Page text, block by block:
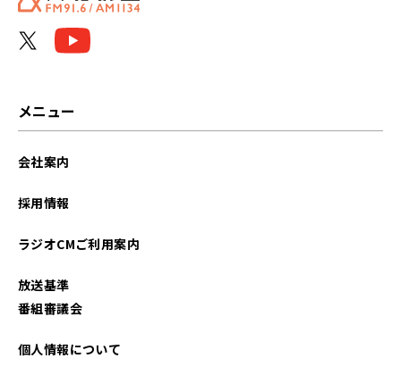
メニュー
会社案内
採用情報
ラジオCMご利用案内
放送基準
番組審議会
個人情報について